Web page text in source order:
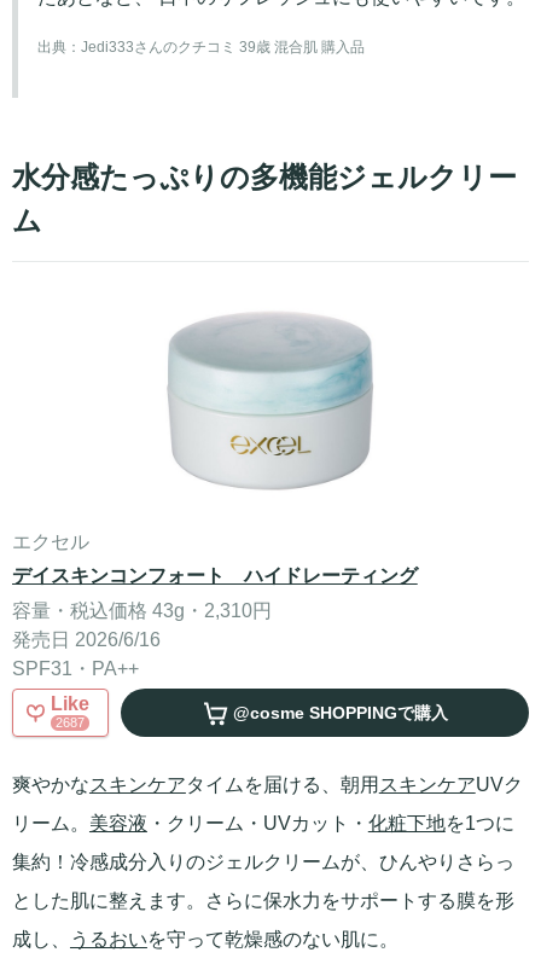
出典： Jedi333さんのクチコミ 39歳 混合肌 購入品
水分感たっぷりの多機能ジェルクリー
ム
エクセル
デイスキンコンフォート ハイドレーティング
容量・税込価格 43g・2,310円
発売日 2026/6/16
SPF31・PA++
Like
2687 @cosme SHOPPINGで購入
爽やかなスキンケアタイムを届ける、朝用 スキンケアUVク
リーム。 美容液 ・クリーム・UVカット・ 化粧下地を1つに
集約！冷感成分入りのジェルクリームが、ひんやりさらっ
とした肌に整えます。さらに保水力をサポートする膜を形
成し、
うるおいを守って乾燥感のない肌に。